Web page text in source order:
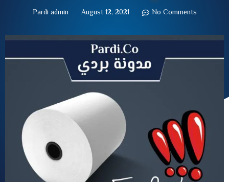
Pardi admin August 12, 2021 No Comments